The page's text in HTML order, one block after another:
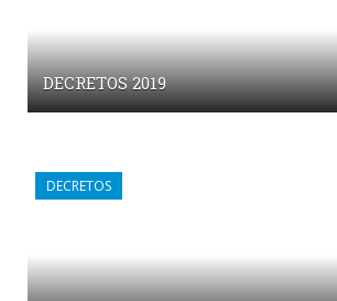
DECRETOS 2019
DECRETOS